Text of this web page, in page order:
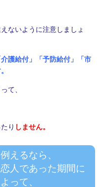
ないように注意しましょ
護給付」「予防給付」「市
て、
り しません。
例えるなら、
恋人であった期間に
よって、